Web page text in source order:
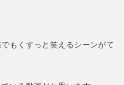
もくすっと笑えるシーンがて